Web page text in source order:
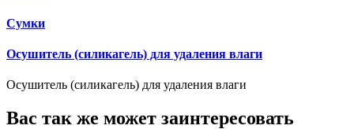
Сумки
Осушитель (силикагель) для удаления влаги
Осушитель (силикагель) для удаления влаги
Вас так же может заинтересовать